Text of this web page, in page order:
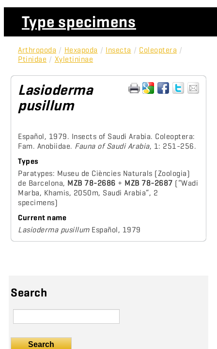
Type specimens
Arthropoda / Hexapoda / Insecta / Coleoptera /
Ptinidae / Xyletininae
Lasioderma
pusillum
Español, 1979. Insects of Saudi Arabia. Coleoptera:
Fam. Anobiidae. Fauna of Saudi Arabia, 1: 251-256.
Types
Paratypes: Museu de Ciències Naturals (Zoologia)
de Barcelona, MZB 78-2686 + MZB 78-2687 (“Wadi
Marba, Khamis, 2050m, Saudi Arabia“, 2
specimens)
Current name
Lasioderma pusillumEspañol, 1979
Search
Search